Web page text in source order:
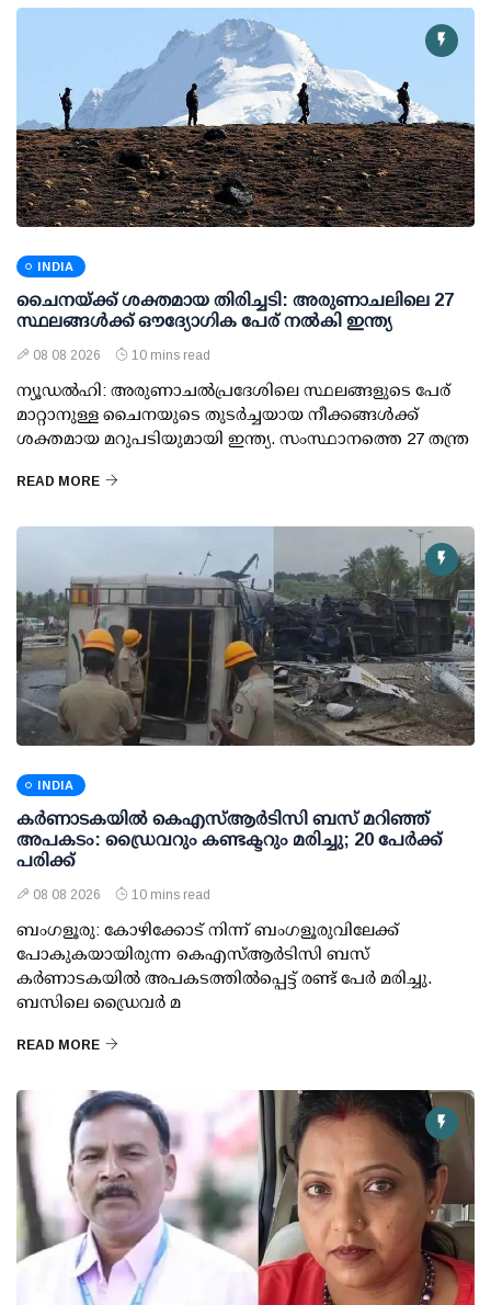
INDIA
ചൈനയ്ക്ക് ശക്തമായ തിരിച്ചടി: അരുണാചലിലെ 27
സ്ഥലങ്ങള്‍ക്ക് ഔദ്യോഗിക പേര് നല്‍കി ഇന്ത്യ
08 08 2026 10 mins read
ന്യൂഡല്‍ഹി: അരുണാചല്‍പ്രദേശിലെ സ്ഥലങ്ങളുടെ പേര്
മാറ്റാനുള്ള ചൈനയുടെ തുടര്‍ച്ചയായ നീക്കങ്ങള്‍ക്ക്
ശക്തമായ മറുപടിയുമായി ഇന്ത്യ. സംസ്ഥാനത്തെ 27 തന്ത്ര
READ MORE
INDIA
കര്‍ണാടകയില്‍ കെഎസ്ആര്‍ടിസി ബസ് മറിഞ്ഞ്
അപകടം: ഡ്രൈവറും കണ്ടക്ടറും മരിച്ചു; 20 പേര്‍ക്ക്
പരിക്ക്
08 08 2026 10 mins read
ബംഗളൂരു: കോഴിക്കോട് നിന്ന് ബംഗളൂരുവിലേക്ക്
പോകുകയായിരുന്ന കെഎസ്ആര്‍ടിസി ബസ്
കര്‍ണാടകയില്‍ അപകടത്തില്‍പ്പെട്ട് രണ്ട് പേര്‍ മരിച്ചു.
ബസിലെ ഡ്രൈവര്‍ മ
READ MORE